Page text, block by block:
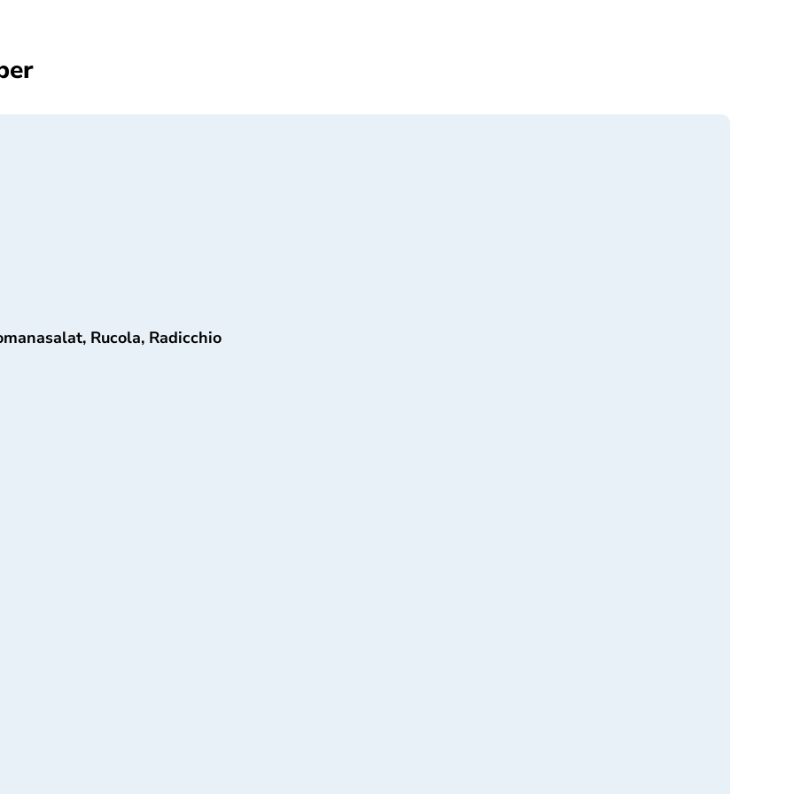
Rucola, Radicchio